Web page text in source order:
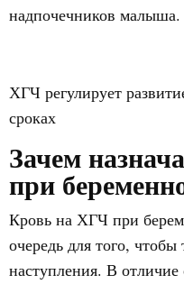
надпочечников малыша.
ХГЧ регулирует
сроках
Зачем
при
Кровь на ХГЧ при
очередь для того,
наступления. В отличие